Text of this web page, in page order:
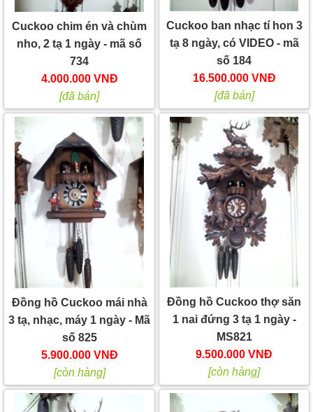
Cuckoo chim én và chùm
nho, 2 tạ 1 ngày - mã số
734
4.000.000 VNĐ
[đã bán]
Cuckoo ban nhạc tí hon 3
tạ 8 ngày, có VIDEO - mã
số 184
16.500.000 VNĐ
[đã bán]
Đồng hồ Cuckoo mái nhà
3 tạ, nhạc, máy 1 ngày - Mã
số 825
5.900.000 VNĐ
[còn hàng]
Đồng hồ Cuckoo thợ săn
1 nai đứng 3 tạ 1 ngày -
MS821
9.500.000 VNĐ
[còn hàng]